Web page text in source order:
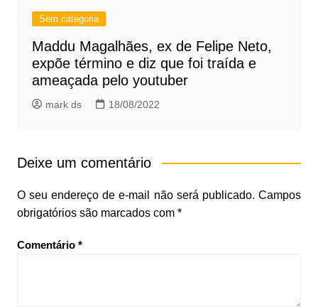
Sem categoria
Maddu Magalhães, ex de Felipe Neto,
expõe término e diz que foi traída e
ameaçada pelo youtuber
mark ds 18/08/2022
Deixe um comentário
O seu endereço de e-mail não será publicado. Campos
obrigatórios são marcados com *
Comentário *